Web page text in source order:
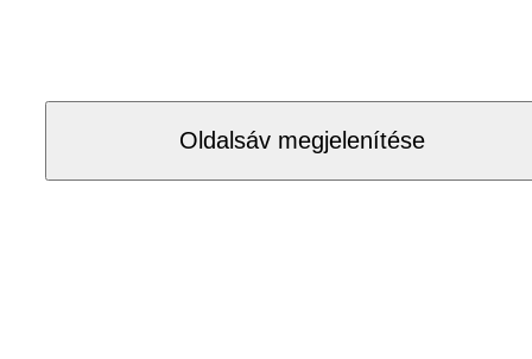
Oldalsáv megjelenítése